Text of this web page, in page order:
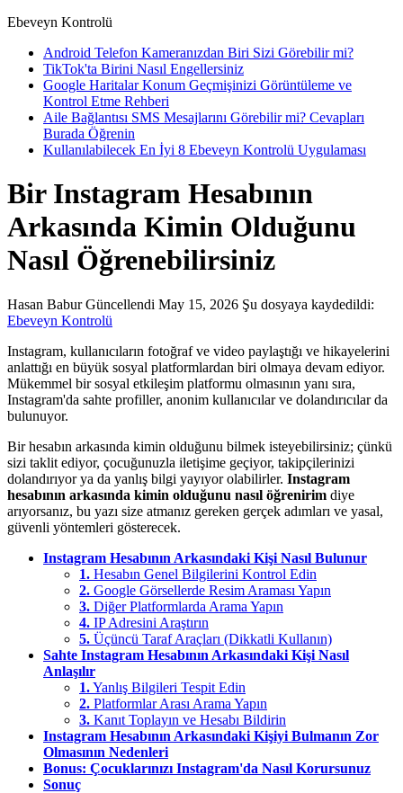
Ebeveyn Kontrolü
Android Telefon Kameranızdan Biri Sizi Görebilir mi?
TikTok'ta Birini Nasıl Engellersiniz
Google Haritalar Konum Geçmişinizi Görüntüleme ve
Kontrol Etme Rehberi
Aile Bağlantısı SMS Mesajlarını Görebilir mi? Cevapları
Burada Öğrenin
Kullanılabilecek En İyi 8 Ebeveyn Kontrolü Uygulaması
Bir Instagram Hesabının
Arkasında Kimin Olduğunu
Nasıl Öğrenebilirsiniz
Hasan BaburGüncellendi May 15, 2026 Şu dosyaya kaydedildi:
Ebeveyn Kontrolü
Instagram, kullanıcıların fotoğraf ve video paylaştığı ve hikayelerini
anlattığı en büyük sosyal platformlardan biri olmaya devam ediyor.
Mükemmel bir sosyal etkileşim platformu olmasının yanı sıra,
Instagram'da sahte profiller, anonim kullanıcılar ve dolandırıcılar da
bulunuyor.
Bir hesabın arkasında kimin olduğunu bilmek isteyebilirsiniz; çünkü
sizi taklit ediyor, çocuğunuzla iletişime geçiyor, takipçilerinizi
dolandırıyor ya da yanlış bilgi yayıyor olabilirler. Instagram
hesabının arkasında kimin olduğunu nasıl öğrenirim diye
arıyorsanız, bu yazı size atmanız gereken gerçek adımları ve yasal,
güvenli yöntemleri gösterecek.
Instagram Hesabının Arkasındaki Kişi Nasıl Bulunur
1. Hesabın Genel Bilgilerini Kontrol Edin
2. Google Görsellerde Resim Araması Yapın
3. Diğer Platformlarda Arama Yapın
4. IP Adresini Araştırın
5. Üçüncü Taraf Araçları (Dikkatli Kullanın)
Sahte Instagram Hesabının Arkasındaki Kişi Nasıl
Anlaşılır
1.Yanlış Bilgileri Tespit Edin
2. Platformlar Arası Arama Yapın
3. Kanıt Toplayın ve Hesabı Bildirin
Instagram Hesabının Arkasındaki Kişiyi Bulmanın Zor
Olmasının Nedenleri
Bonus: Çocuklarınızı Instagram'da Nasıl Korursunuz
Sonuç